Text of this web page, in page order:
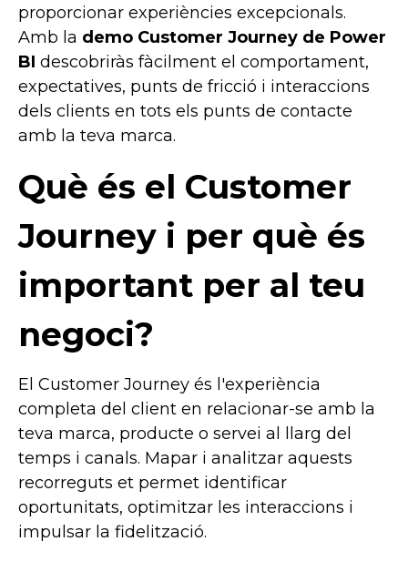
proporcionar experiències excepcionals.
Amb la demo Customer Journey de Power
BI descobriràs fàcilment el comportament,
expectatives, punts de fricció i interaccions
dels clients en tots els punts de contacte
amb la teva marca.
Què és el Customer
Journey i per què és
important per al teu
negoci?
El Customer Journey és l'experiència
completa del client en relacionar-se amb la
teva marca, producte o servei al llarg del
temps i canals. Mapar i analitzar aquests
recorreguts et permet identificar
oportunitats, optimitzar les interaccions i
impulsar la fidelització.